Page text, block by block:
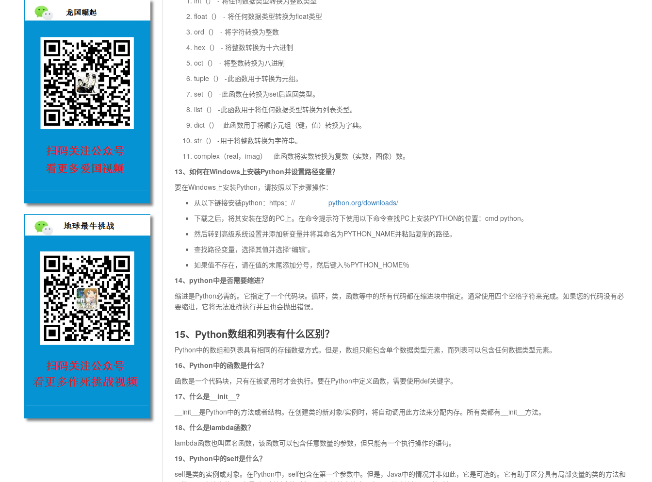
float（） - 将任何数据类型转换为float类型
ord（） - 将字符转换为整数
hex（） - 将整数转换为十六进制
oct（） - 将整数转换为八进制
tuple（） - 此函数用于转换为元组。
set（） - 此函数在转换为set后返回类型。
list（） - 此函数用于将任何数据类型转换为列表类型。
dict（） - 此函数用于将顺序元组（键，值）转换为字典。
str（） - 用于将整数转换为字符串。
complex（real，imag） - 此函数将实数转换为复数（实数，图像）数。
13、如何在Windows上安装Python并设置路径变量？
要在Windows上安装Python，请按照以下步骤操作：
从以下链接安装python：https：//
python.org/downloads/
下载之后，将其安装在您的PC上。在命令提示符下使用以下命令查找PC上安装PYTHON的位置：cmd python。
然后转到高级系统设置并添加新变量并将其命名为PYTHON_NAME并粘贴复制的路径。
查找路径变量，选择其值并选择“编辑”。
如果值不存在，请在值的末尾添加分号，然后键入％PYTHON_HOME％
14、python中是否需要缩进？
缩进是Python必需的。它指定了一个代码块。循环，类，函数等中的所有代码都在缩进块中指定。通常使用四个空格字符来完成。如果您的代码没有必
要缩进，它将无法准确执行并且也会抛出错误。
15、Python数组和列表有什么区别？
Python中的数组和列表具有相同的存储数据方式。但是，数组只能包含单个数据类型元素，而列表可以包含任何数据类型元素。
16、Python中的函数是什么？
函数是一个代码块，只有在被调用时才会执行。要在Python中定义函数，需要使用def关键字。
17、什么是__init__?
__init__是Python中的方法或者结构。在创建类的新对象/实例时，将自动调用此方法来分配内存。所有类都有__init__方法。
18、什么是lambda函数？
lambda函数也叫匿名函数，该函数可以包含任意数量的参数，但只能有一个执行操作的语句。
19、Python中的self是什么？
self是类的实例或对象。在Python中，self包含在第一个参数中。但是，Java中的情况并非如此，它是可选的。它有助于区分具有局部变量的类的方法和